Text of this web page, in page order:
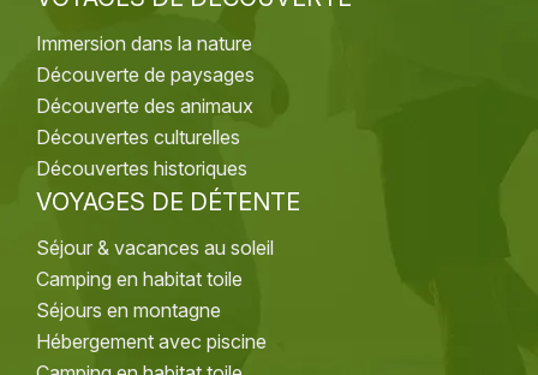
Immersion dans la nature
Découverte de paysages
Découverte des animaux
Découvertes culturelles
Découvertes historiques
VOYAGES DE DÉTENTE
Séjour & vacances au soleil
Camping en habitat toile
Séjours en montagne
Hébergement avec piscine